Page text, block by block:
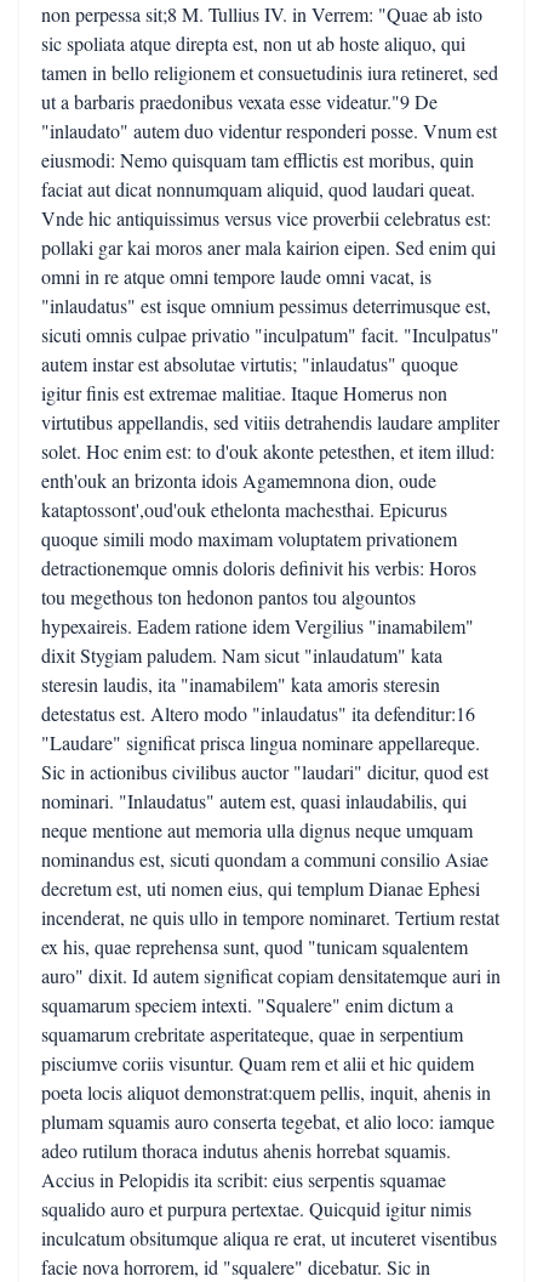
non perpessa sit;8 M. Tullius IV. in Verrem: "Quae ab isto
sic spoliata atque direpta est, non ut ab hoste aliquo, qui
tamen in bello religionem et consuetudinis iura retineret, sed
ut a barbaris praedonibus vexata esse videatur."9 De
"inlaudato" autem duo videntur responderi posse. Vnum est
eiusmodi: Nemo quisquam tam efflictis est moribus, quin
faciat aut dicat nonnumquam aliquid, quod laudari queat.
Vnde hic antiquissimus versus vice proverbii celebratus est:
pollaki gar kai moros aner mala kairion eipen. Sed enim qui
omni in re atque omni tempore laude omni vacat, is
"inlaudatus" est isque omnium pessimus deterrimusque est,
sicuti omnis culpae privatio "inculpatum" facit. "Inculpatus"
autem instar est absolutae virtutis; "inlaudatus" quoque
igitur finis est extremae malitiae. Itaque Homerus non
virtutibus appellandis, sed vitiis detrahendis laudare ampliter
solet. Hoc enim est: to d'ouk akonte petesthen, et item illud:
enth'ouk an brizonta idois Agamemnona dion, oude
kataptossont',oud'ouk ethelonta machesthai. Epicurus
quoque simili modo maximam voluptatem privationem
detractionemque omnis doloris definivit his verbis: Horos
tou megethous ton hedonon pantos tou algountos
hypexaireis. Eadem ratione idem Vergilius "inamabilem"
dixit Stygiam paludem. Nam sicut "inlaudatum" kata
steresin laudis, ita "inamabilem" kata amoris steresin
detestatus est. Altero modo "inlaudatus" ita defenditur:16
"Laudare" significat prisca lingua nominare appellareque.
Sic in actionibus civilibus auctor "laudari" dicitur, quod est
nominari. "Inlaudatus" autem est, quasi inlaudabilis, qui
neque mentione aut memoria ulla dignus neque umquam
nominandus est, sicuti quondam a communi consilio Asiae
decretum est, uti nomen eius, qui templum Dianae Ephesi
incenderat, ne quis ullo in tempore nominaret. Tertium restat
ex his, quae reprehensa sunt, quod "tunicam squalentem
auro" dixit. Id autem significat copiam densitatemque auri in
squamarum speciem intexti. "Squalere" enim dictum a
squamarum crebritate asperitateque, quae in serpentium
pisciumve coriis visuntur. Quam rem et alii et hic quidem
poeta locis aliquot demonstrat:quem pellis, inquit, ahenis in
plumam squamis auro conserta tegebat, et alio loco: iamque
adeo rutilum thoraca indutus ahenis horrebat squamis.
Accius in Pelopidis ita scribit: eius serpentis squamae
squalido auro et purpura pertextae. Quicquid igitur nimis
inculcatum obsitumque aliqua re erat, ut incuteret visentibus
facie nova horrorem, id "squalere" dicebatur. Sic in